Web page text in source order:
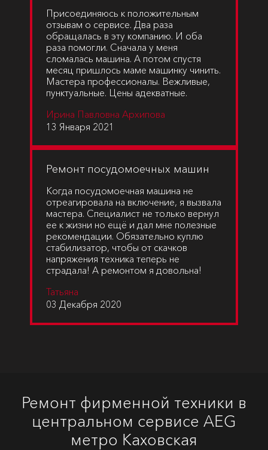
Присоединяюсь к положительным
отзывам о сервисе. Два раза
обращалась в эту компанию. И оба
раза помогли. Сначала у меня
сломалась машина. А потом спустя
месяц пришлось маме машинку чинить.
Мастера профессионалы. Вежливые,
пунктуальные. Цены адекватные.
Ирина Павловна Архипова
13 Января 2021
Ремонт посудомоечных машин
Когда посудомоечная машина не
отреагировала на включение, я вызвала
мастера. Специалист не только вернул
ее к жизни но ещё и дал мне полезные
рекомендации. Обязательно куплю
стабилизатор, чтобы от скачков
напряжения техника теперь не
страдала! А ремонтом я довольна!
Татьяна
03 Декабря 2020
Ремонт фирменной техники в
центральном сервисе AEG
метро Каховская